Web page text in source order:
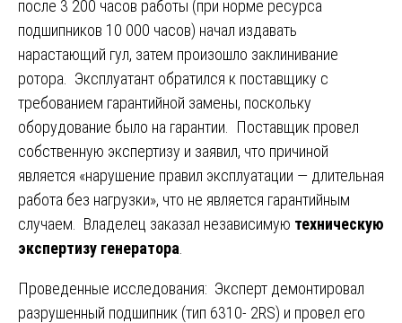
после 3 200 часов работы (при норме ресурса
подшипников 10 000 часов) начал издавать
нарастающий гул, затем произошло заклинивание
ротора. Эксплуатант обратился к поставщику с
требованием гарантийной замены, поскольку
оборудование было на гарантии. Поставщик провел
собственную экспертизу и заявил, что причиной
является «нарушение правил эксплуатации — длительная
работа без нагрузки», что не является гарантийным
случаем. Владелец заказал независимую техническую
экспертизу генератора
Проведенные исследования: Эксперт демонтировал
разрушенный подшипник (тип 6310- 2RS) и провел его